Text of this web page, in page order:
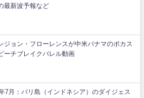
最新波予報など
ジョン・フローレンスが中米パナマのボカス
ーチブレイクバレル動画
7月：バリ島（インドネシア）のダイジェス